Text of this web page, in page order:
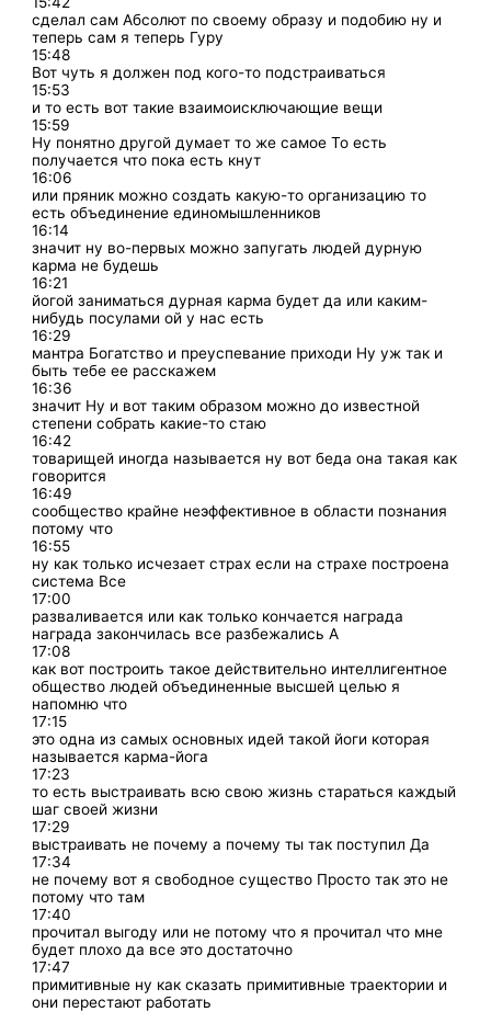
сделал сам Абсолют по своему образу и подобию ну и
теперь сам я теперь Гуру
15:48
Вот чуть я должен под кого-то подстраиваться
15:53
и то есть вот такие взаимоисключающие вещи
15:59
Ну понятно другой думает то же самое То есть
получается что пока есть кнут
16:06
или пряник можно создать какую-то организацию то
есть объединение единомышленников
16:14
значит ну во-первых можно запугать людей дурную
карма не будешь
16:21
йогой заниматься дурная карма будет да или каким-
нибудь посулами ой у нас есть
16:29
мантра Богатство и преуспевание приходи Ну уж так и
быть тебе ее расскажем
16:36
значит Ну и вот таким образом можно до известной
степени собрать какие-то стаю
16:42
товарищей иногда называется ну вот беда она такая как
говорится
16:49
сообщество крайне неэффективное в области познания
потому что
16:55
ну как только исчезает страх если на страхе построена
система Все
17:00
разваливается или как только кончается награда
награда закончилась все разбежались А
17:08
как вот построить такое действительно интеллигентное
общество людей объединенные высшей целью я
напомню что
17:15
это одна из самых основных идей такой йоги которая
называется карма-йога
17:23
то есть выстраивать всю свою жизнь стараться каждый
шаг своей жизни
17:29
выстраивать не почему а почему ты так поступил Да
17:34
не почему вот я свободное существо Просто так это не
потому что там
17:40
прочитал выгоду или не потому что я прочитал что мне
будет плохо да все это достаточно
17:47
примитивные ну как сказать примитивные траектории и
они перестают работать